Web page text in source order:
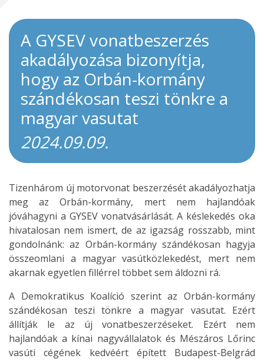
A GYSEV vonatbeszerzés
akadályozása bizonyítja,
hogy az Orbán-kormány
szándékosan teszi tönkre a
magyar vasutat
2024.09.09.
Tizenhárom új motorvonat beszerzését akadályozhatja
meg az Orbán-kormány, mert nem hajlandóak
jóváhagyni a GYSEV vonatvásárlását. A késlekedés oka
hivatalosan nem ismert, de az igazság rosszabb, mint
gondolnánk: az Orbán-kormány szándékosan hagyja
összeomlani a magyar vasútközlekedést, mert nem
akarnak egyetlen fillérrel többet sem áldozni rá.
A Demokratikus Koalíció szerint az Orbán-kormány
szándékosan teszi tönkre a magyar vasutat. Ezért
állítják le az új vonatbeszerzéseket. Ezért nem
hajlandóak a kínai nagyvállalatok és Mészáros Lőrinc
vasúti cégének kedvéért épített Budapest-Belgrád